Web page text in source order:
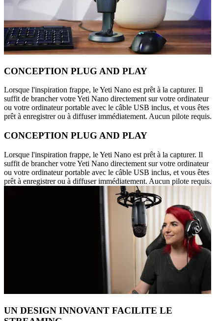
CONCEPTION PLUG AND PLAY
Lorsque l'inspiration frappe, le Yeti Nano est prêt à la capturer. Il
suffit de brancher votre Yeti Nano directement sur votre ordinateur
ou votre ordinateur portable avec le câble USB inclus, et vous êtes
prêt à enregistrer ou à diffuser immédiatement. Aucun pilote requis.
CONCEPTION PLUG AND PLAY
Lorsque l'inspiration frappe, le Yeti Nano est prêt à la capturer. Il
suffit de brancher votre Yeti Nano directement sur votre ordinateur
ou votre ordinateur portable avec le câble USB inclus, et vous êtes
prêt à enregistrer ou à diffuser immédiatement. Aucun pilote requis.
UN DESIGN INNOVANT FACILITE LE